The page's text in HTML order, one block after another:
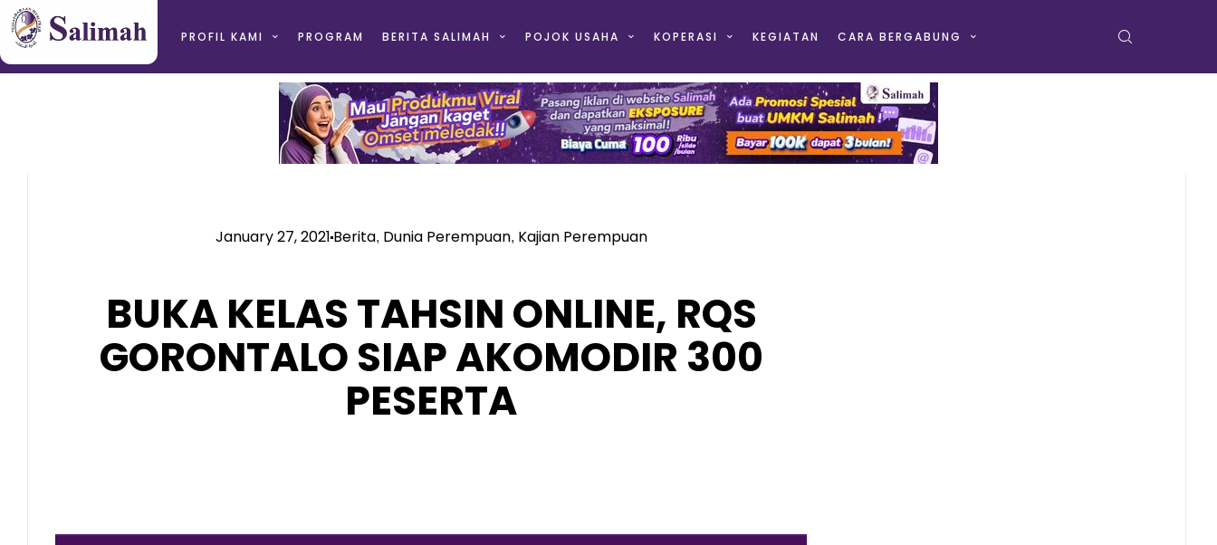
PROFIL KAMI PROGRAM BERITA SALIMAH POJOK USAHA KOPERASI KEGIATAN CARA BERGABUNG
January 27, 2021Berita, Dunia Perempuan, Kajian Perempuan
BUKA KELAS TAHSIN ONLINE, RQS
GORONTALO SIAP AKOMODIR 300
PESERTA